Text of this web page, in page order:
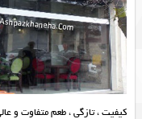
کیفیت ، تازگی ، طعم متفاوت